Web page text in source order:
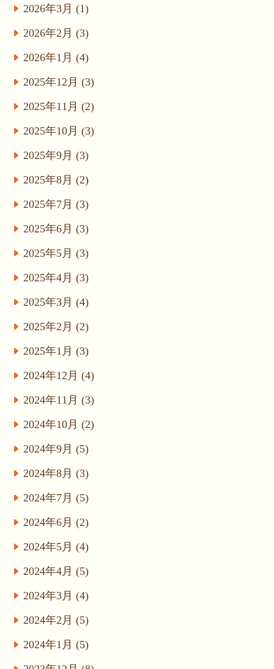
2026年3月 (1)
2026年2月 (3)
2026年1月 (4)
2025年12月 (3)
2025年11月 (2)
2025年10月 (3)
2025年9月 (3)
2025年8月 (2)
2025年7月 (3)
2025年6月 (3)
2025年5月 (3)
2025年4月 (3)
2025年3月 (4)
2025年2月 (2)
2025年1月 (3)
2024年12月 (4)
2024年11月 (3)
2024年10月 (2)
2024年9月 (5)
2024年8月 (3)
2024年7月 (5)
2024年6月 (2)
2024年5月 (4)
2024年4月 (5)
2024年3月 (4)
2024年2月 (5)
2024年1月 (5)